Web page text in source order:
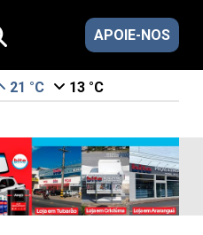
APOIE-NOS
21 °C 13 °C